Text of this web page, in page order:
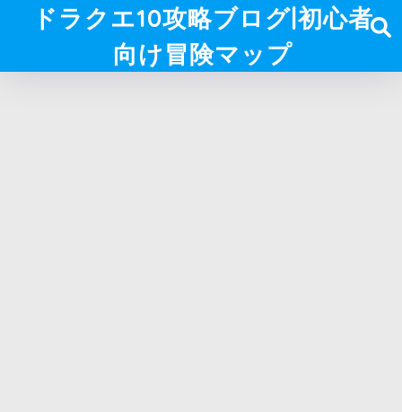
ドラクエ10攻略ブログ|初心者
向け冒険マップ